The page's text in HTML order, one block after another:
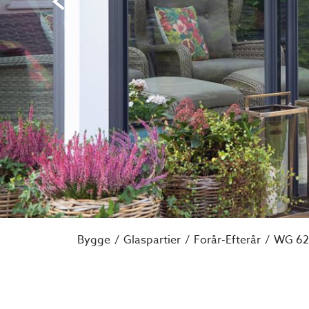
Bygge Glaspartier Forår-Efterår WG